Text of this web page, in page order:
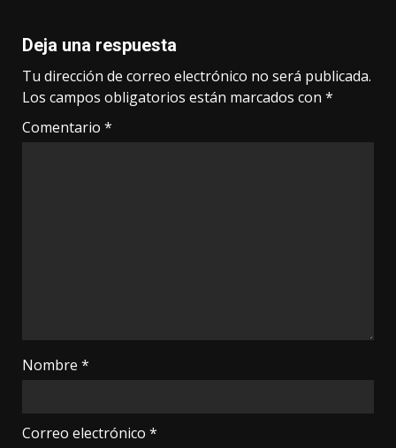
Deja una respuesta
Tu dirección de correo electrónico no será publicada.
Los campos obligatorios están marcados con *
Comentario *
Nombre *
Correo electrónico *